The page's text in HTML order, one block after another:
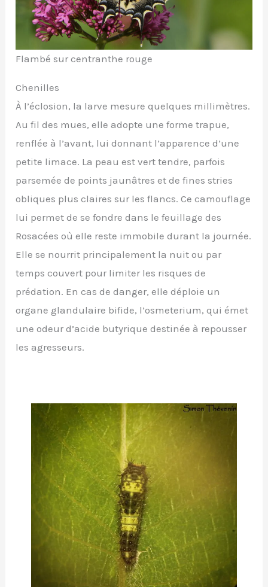
Flambé sur centranthe rouge
Chenilles
À l’éclosion, la larve mesure quelques millimètres.
Au fil des mues, elle adopte une forme trapue,
renflée à l’avant, lui donnant l’apparence d’une
petite limace. La peau est vert tendre, parfois
parsemée de points jaunâtres et de fines stries
obliques plus claires sur les flancs. Ce camouflage
lui permet de se fondre dans le feuillage des
Rosacées où elle reste immobile durant la journée.
Elle se nourrit principalement la nuit ou par
temps couvert pour limiter les risques de
prédation. En cas de danger, elle déploie un
organe glandulaire bifide, l’osmeterium, qui émet
une odeur d’acide butyrique destinée à repousser
les agresseurs.